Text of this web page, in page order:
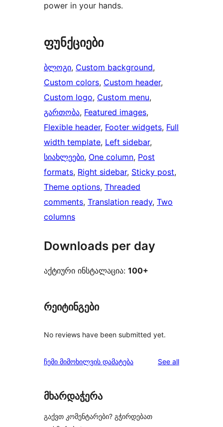
power in your hands.
ფუნქციები
ბლოგი, Custom background
Custom colors, Custom header
Custom logo, Custom menu
გართობა, Featured images
Flexible header, Footer widgets, Full
width template, Left sidebar
სიახლეები, One column, Post
formats, Right sidebar, Sticky post
Theme options, Threaded
comments, Translation ready, Two
columns
Downloads per day
აქტიური ინსტალაცია: 100+
რეიტინგები
No reviews have been submitted yet.
ჩემი მიმოხილვის დამატება See allreviews
მხარდაჭერა
გაქვთ კომენტარები? გჭირდებათ